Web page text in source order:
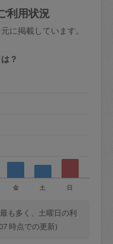
ンセル＝依頼
前9時開始の場
＝依頼金額の
頼金額の100%
ンセル＝依頼
外となるので
さい：初めて
利用状況
に掲載しています。
？
金 土 日
も多く、土曜日の利
時点での更新)